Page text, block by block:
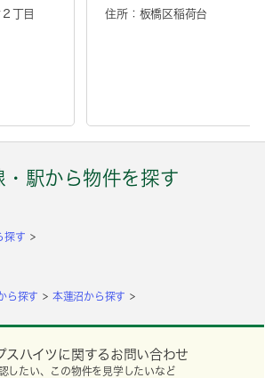
丁目 住所：板橋区稲荷台
・駅から物件を探す
探す
ら探す 本蓮沼から探す
スハイツに関するお問い合わせ
したい、この物件を見学したいなど